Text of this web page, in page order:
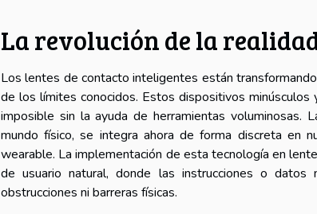
La revolución de la
Los lentes de contacto inteligentes están
de los límites conocidos. Estos dispositivos minúsculos
imposible sin la ayuda de herramientas voluminosas.
mundo físico, se integra ahora de forma discreta en
wearable. La implementación de esta tecnología en
de usuario natural, donde las instrucciones o
obstrucciones ni barreras físicas.